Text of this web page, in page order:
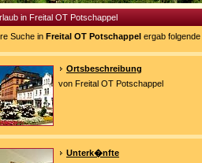
in Freital OT Potschappel
Suche in Freital OT Potschappel ergab
Ortsbeschreibung
von Freital OT Potschappel
Unterk�nfte